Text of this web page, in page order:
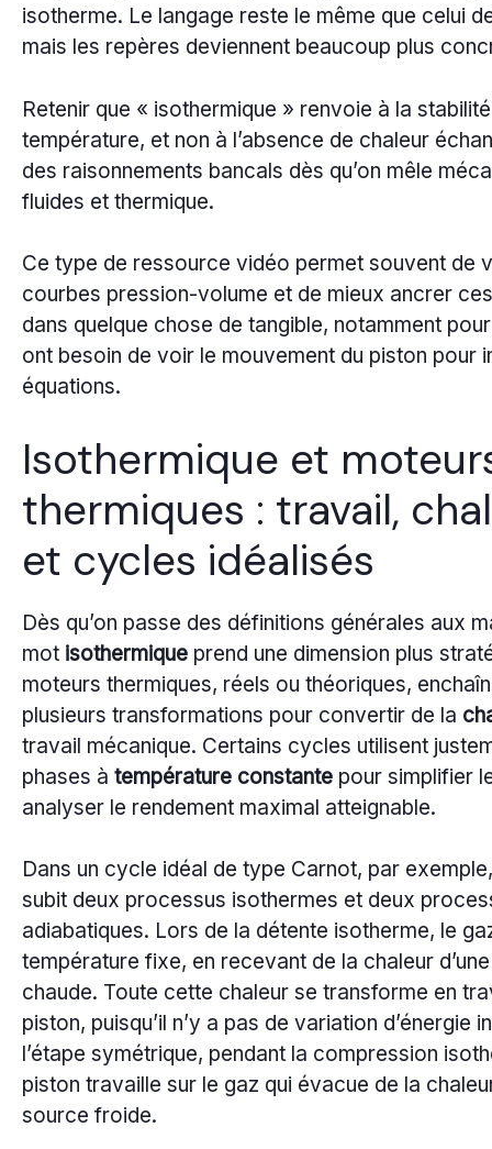
isotherme. Le langage reste le même que celui
mais les repères deviennent beaucoup plus
Retenir que « isothermique » renvoie à la
température, et non à l’absence de chaleur
des raisonnements bancals dès qu’on mêle
fluides et thermique.
Ce type de ressource vidéo permet souvent de
courbes pression-volume et de mieux ancrer
dans quelque chose de tangible, notamment
ont besoin de voir le mouvement du piston pour
équations.
Isothermique et
thermiques : travail,
et cycles idéalisés
Dès qu’on passe des définitions générales aux
mot isothermique prend une dimension plus
moteurs thermiques, réels ou théoriques,
plusieurs transformations pour convertir de la
travail mécanique. Certains cycles utilisent
phases à température constante pour simplifier
analyser le rendement maximal atteignable.
Dans un cycle idéal de type Carnot, par
subit deux processus isothermes et deux
adiabatiques. Lors de la détente isotherme, le
température fixe, en recevant de la chaleur
chaude. Toute cette chaleur se transforme en
piston, puisqu’il n’y a pas de variation d’énergie
l’étape symétrique, pendant la compression
piston travaille sur le gaz qui évacue de la
source froide.